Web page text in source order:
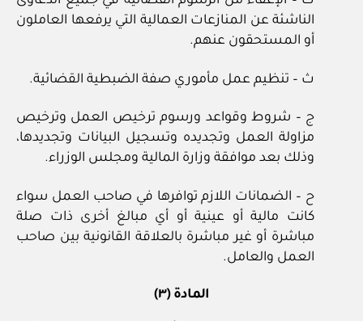
الناشئة عن المنازعات العمالية التي يرفعها العاملون
أو المستحقون عنهم.
ث‌ – تنظيم عمل مأموري صفة الضبطية القضائية.
ج‌ – شروط وقواعد ورسوم ترخيص العمل وترخيص
مزاولة العمل وتجديده وتسجيل البيانات وتجديدها،
وذلك بعد موافقة وزارة المالية ومجلس الوزراء.
ح‌ – الضمانات اللازم توافرها في صاحب العمل سواء
كانت مالية أو عينية أو أي مبالغ أخرى ذات صلة
مباشرة أو غير مباشرة بالعلاقة القانونية بين صاحب
العمل والعامل.
المادة (٣)